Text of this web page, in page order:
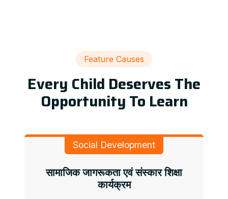
Feature Causes
Every Child Deserves The
Opportunity To Learn
Social Development
सामाजिक जागरूकता एवं संस्कार शिक्षा
कार्यक्रम